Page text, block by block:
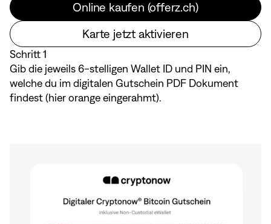
Online kaufen (offerz.ch)
Karte jetzt aktivieren
Schritt 1
Gib die jeweils 6-stelligen Wallet ID und PIN ein,
welche du im digitalen Gutschein PDF Dokument
findest (hier orange eingerahmt).